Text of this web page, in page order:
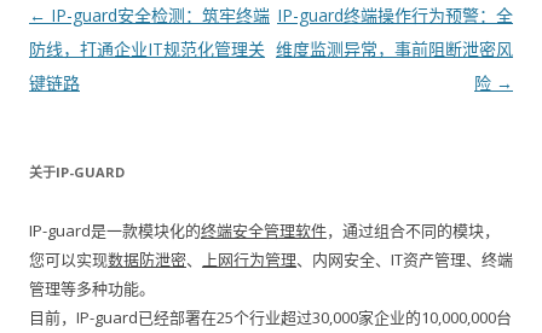
文章导航
← IP-guard安全检测：筑牢终端
防线，打通企业IT规范化管理关
键链路
IP-guard终端操作行为预警：全
维度监测异常，事前阻断泄密风
险 →
关于IP-GUARD
IP-guard是一款模块化的终端安全管理软件，通过组合不同的模块，
您可以实现数据防泄密、 上网行为管理、内网安全、IT资产管理、终端
管理等多种功能。
目前，IP-guard已经部署在25个行业超过30,000家企业的10,000,000台